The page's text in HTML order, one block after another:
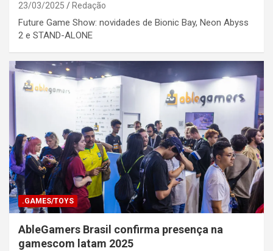
23/03/2025 Redação
Future Game Show: novidades de Bionic Bay, Neon Abyss
2 e STAND-ALONE
.GAMES/TOYS
AbleGamers Brasil confirma presença na
gamescom latam 2025